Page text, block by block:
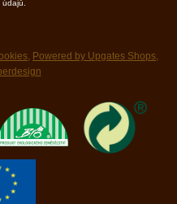
, Powered by Upgates Shops,